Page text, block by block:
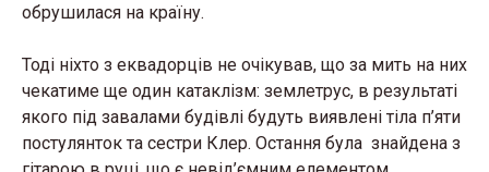
обрушилася на країну.
Тоді ніхто з еквадорців не очікував, що за мить на них
чекатиме ще один катаклізм: землетрус, в результаті
якого під завалами будівлі будуть виявлені тіла п’яти
постулянток та сестри Клер. Остання була знайдена з